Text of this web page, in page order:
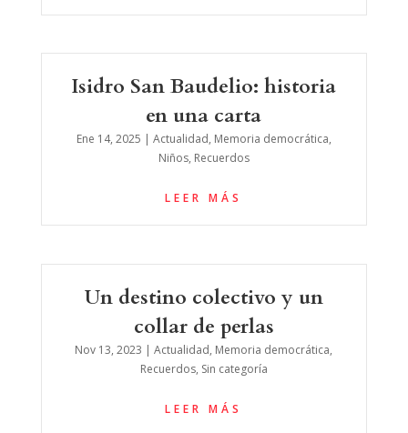
Isidro San Baudelio: historia
en una carta
Ene 14, 2025 Actualidad, Memoria democrática,
Niños, Recuerdos
LEER MÁS
Un destino colectivo y un
collar de perlas
Nov 13, 2023 |Actualidad, Memoria democrática,
Recuerdos, Sin categoría
LEER MÁS